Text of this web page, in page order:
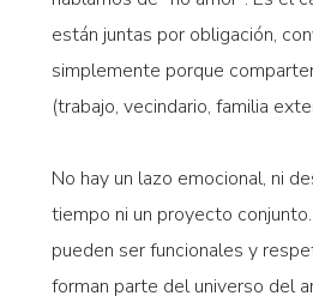
están juntas por obligación,
simplemente porque
(trabajo, vecindario, familia
No hay un lazo emocional, ni
tiempo ni un proyecto
pueden ser funcionales y
forman parte del universo del